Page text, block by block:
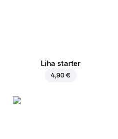
Liha starter
4,90 €